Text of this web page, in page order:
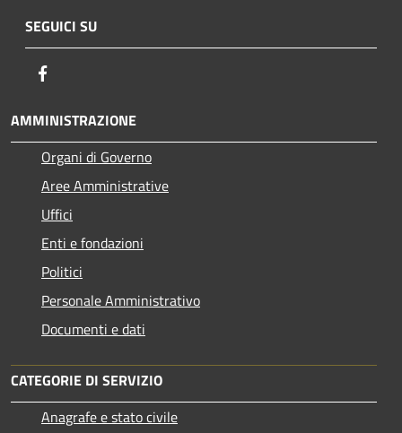
SEGUICI SU
AMMINISTRAZIONE
Organi di Governo
Aree Amministrative
Uffici
Enti e fondazioni
Politici
Personale Amministrativo
Documenti e dati
CATEGORIE DI SERVIZIO
Anagrafe e stato civile